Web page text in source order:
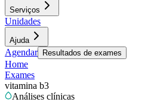
Serviços
Unidades
Ajuda
Agendar Resultados de exames
Home
Exames
vitamina b3
Análises clínicas